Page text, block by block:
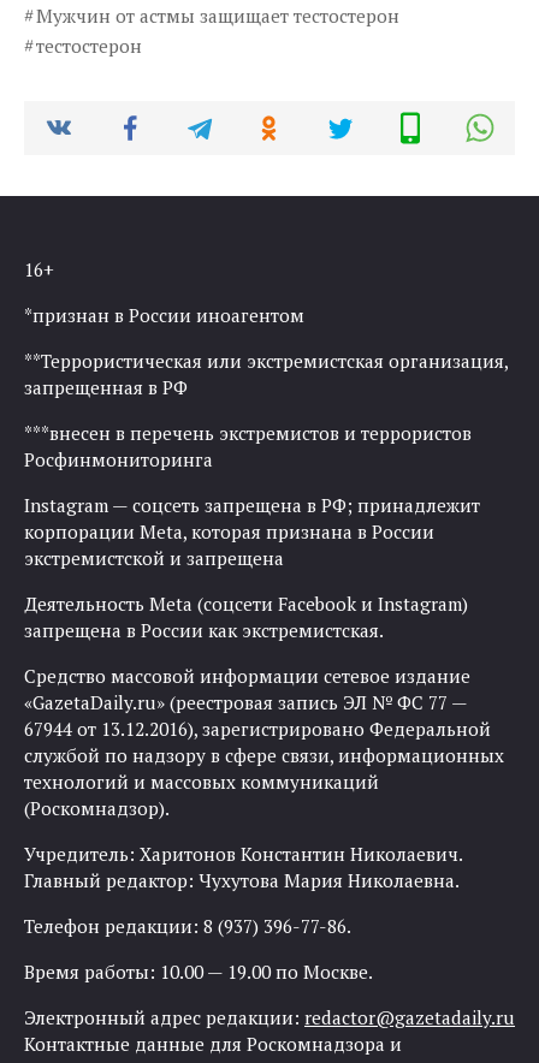
Мужчин от астмы защищает тестостерон
тестостерон
16+
*признан в России иноагентом
**Террористическая или экстремистская организация,
запрещенная в РФ
***внесен в перечень экстремистов и террористов
Росфинмониторинга
Instagram — соцсеть запрещена в РФ; принадлежит
корпорации Meta, которая признана в России
экстремистской и запрещена
Деятельность Meta (соцсети Facebook и Instagram)
запрещена в России как экстремистская.
Средство массовой информации сетевое издание
«GazetaDaily.ru» (реестровая запись ЭЛ № ФС 77 —
67944 от 13.12.2016), зарегистрировано Федеральной
службой по надзору в сфере связи, информационных
технологий и массовых коммуникаций
(Роскомнадзор).
Учредитель: Харитонов Константин Николаевич.
Главный редактор: Чухутова Мария Николаевна.
Телефон редакции: 8 (937) 396-77-86.
Время работы: 10.00 — 19.00 по Москве.
Электронный адрес редакции: redactor@gazetadaily.ru
Контактные данные для Роскомнадзора и